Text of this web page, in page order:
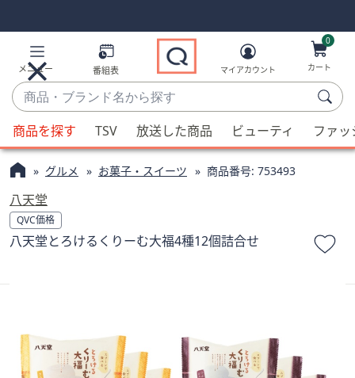
Links
Links2
メニュー 番組表
商
品・
ブ
ラ
ン
名
か
ら
候
補
が
利
用
可
能
下
の
矢
マイアカウント
0
カート
商品を探す TSV 放送した商品 ビューティ ファ
グルメ お菓子・スイーツ 商品番号: 753493
八天堂
QVC価格
八天堂とろけるくりーむ大福4種12個詰合せ